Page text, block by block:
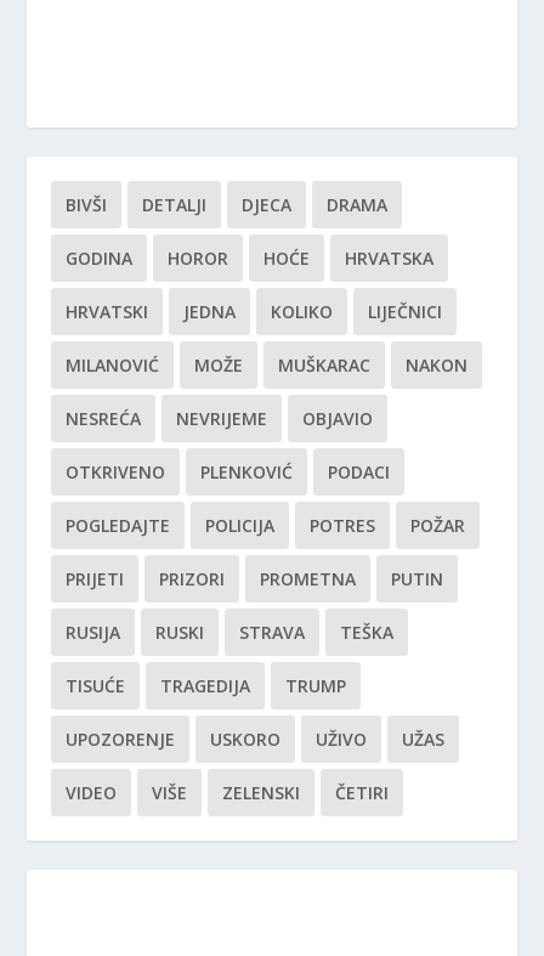
BIVŠI DETALJI DJECA DRAMA
GODINA HOROR HOĆE HRVATSKA
HRVATSKI JEDNA KOLIKO LIJEČNICI
MILANOVIĆ MOŽE MUŠKARAC NAKON
NESREĆA NEVRIJEME OBJAVIO
OTKRIVENO PLENKOVIĆ PODACI
POGLEDAJTE POLICIJA POTRES POŽAR
PRIJETI PRIZORI PROMETNA PUTIN
RUSIJA RUSKI STRAVA TEŠKA
TISUĆE TRAGEDIJA TRUMP
UPOZORENJE USKORO UŽIVO UŽAS
VIDEO VIŠE ZELENSKI ČETIRI